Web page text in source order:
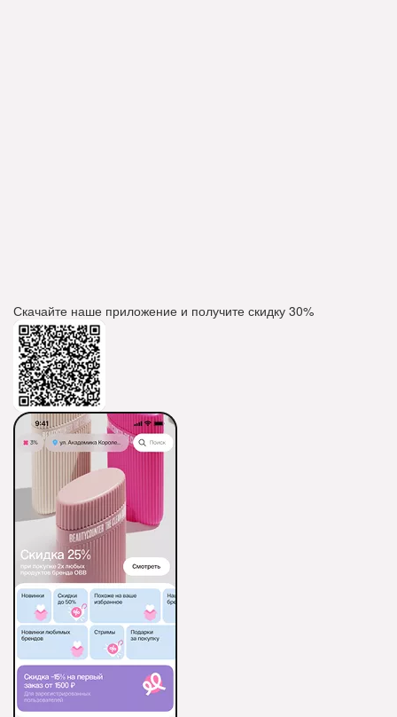
Скачайте наше приложение и получите скидку 30%